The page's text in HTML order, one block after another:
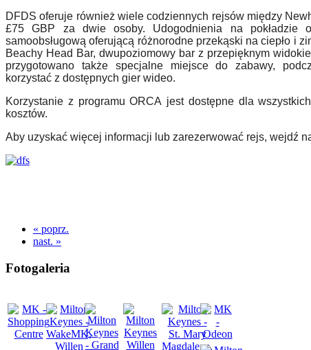
DFDS oferuje również wiele codziennych rejsów między
£75 GBP za dwie osoby. Udogodnienia na pokładzie
samoobsługową oferującą różnorodne przekąski na ciepło i
Beachy Head Bar, dwupoziomowy bar z przepięknym
przygotowano także specjalne miejsce do zabawy,
korzystać z dostępnych gier wideo.
Korzystanie z programu ORCA jest dostępne dla
kosztów.
Aby uzyskać więcej informacji lub zarezerwować rejs, wejdź
« poprz.
nast. »
Fotogaleria